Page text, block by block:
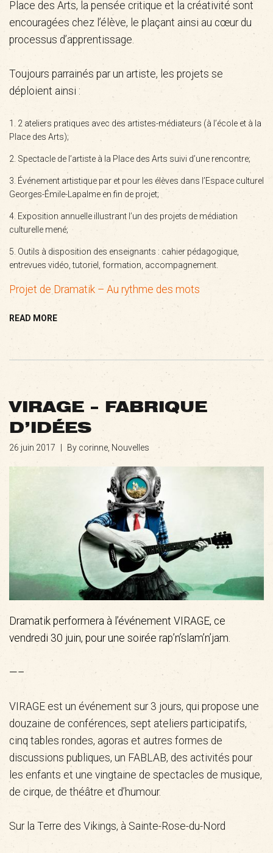
Place des Arts, la pensée critique et la créativité sont
encouragées chez l’élève, le plaçant ainsi au cœur du
processus d’apprentissage.
Toujours parrainés par un artiste, les projets se
déploient ainsi :
2 ateliers pratiques avec des artistes-médiateurs (à l’école et à la
Place des Arts);
Spectacle de l’artiste à la Place des Arts suivi d’une rencontre;
Événement artistique par et pour les élèves dans l’Espace culturel
Georges-Émile-Lapalme en fin de projet;
Exposition annuelle illustrant l’un des projets de médiation
culturelle mené;
Outils à disposition des enseignants : cahier pédagogique,
entrevues vidéo, tutoriel, formation, accompagnement.
Projet de Dramatik – Au rythme des mots
READ MORE
VIRAGE – FABRIQUE
D’IDÉES
26 juin 2017 By corinne, Nouvelles
Dramatik performera à l’événement VIRAGE, ce
vendredi 30 juin, pour une soirée rap’n’slam’n’jam.
—–
VIRAGE est un événement sur 3 jours, qui propose une
douzaine de conférences, sept ateliers participatifs,
cinq tables rondes, agoras et autres formes de
discussions publiques, un FABLAB, des activités pour
les enfants et une vingtaine de spectacles de musique,
de cirque, de théâtre et d’humour.
Sur la Terre des Vikings, à Sainte-Rose-du-Nord